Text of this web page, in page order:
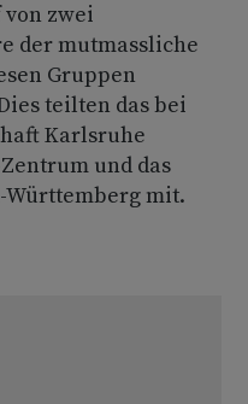
zwei
der mutmassliche
Gruppen
teilten das bei
Karlsruhe
und das
mit.